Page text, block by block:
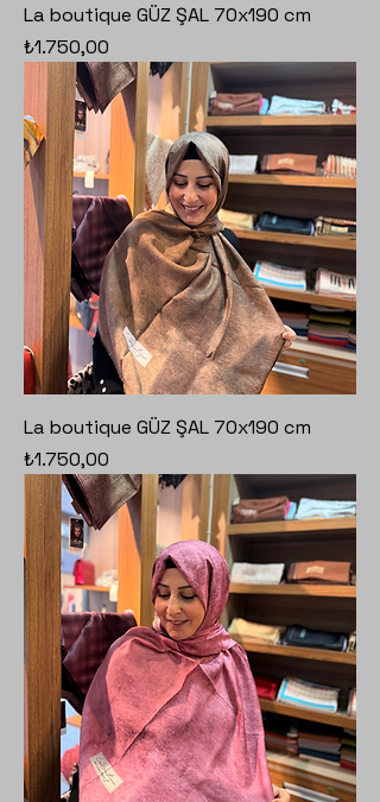
La boutique GÜZ ŞAL 70x190 cm
Fiyat
₺1.750,00
La boutique GÜZ ŞAL 70x190 cm
Fiyat
₺1.750,00